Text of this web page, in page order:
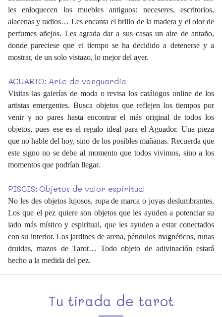
les enloquecen los muebles antiguos: neceseres, escritorios,
alacenas y radios… Les encanta el brillo de la madera y el olor de
perfumes añejos. Les agrada dar a sus casas un aire de antaño,
donde pareciese que el tiempo se ha decidido a detenerse y a
mostrar, de un solo vistazo, lo mejor del ayer.
ACUARIO: Arte de vanguardia
Visitas las galerías de moda o revisa los catálogos online de los
artistas emergentes. Busca objetos que reflejen los tiempos por
venir y no pares hasta encontrar el más original de todos los
objetos, pues ese es el regalo ideal para el Aguador. Una pieza
que no hable del hoy, sino de los posibles mañanas. Recuerda que
este signo no se debe al momento que todos vivimos, sino a los
momentos que podrían llegar.
PISCIS: Objetos de valor espiritual
No les des objetos lujosos, ropa de marca o joyas deslumbrantes.
Los que el pez quiere son objetos que les ayuden a potenciar su
lado más místico y espiritual, que les ayuden a estar conectados
con su interior. Los jardines de arena, péndulos magnéticos, runas
druidas, mazos de Tarot… Todo objeto de adivinación estará
hecho a la medida del pez.
Tu tirada de tarot